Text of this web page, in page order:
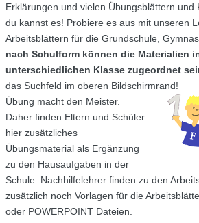
Erklärungen und vielen Übungsblättern und
du kannst es! Probiere es aus mit unseren
Arbeitsblättern für die Grundschule,
nach Schulform können die Materialien
unterschiedlichen Klasse zugeordnet
das Suchfeld im oberen Bildschirmrand!
Übung macht den Meister.
Daher finden Eltern und Schüler
hier zusätzliches
Übungsmaterial als Ergänzung
zu den Hausaufgaben in der
Schule. Nachhilfelehrer finden zu den
zusätzlich noch Vorlagen für die
oder POWERPOINT Dateien.